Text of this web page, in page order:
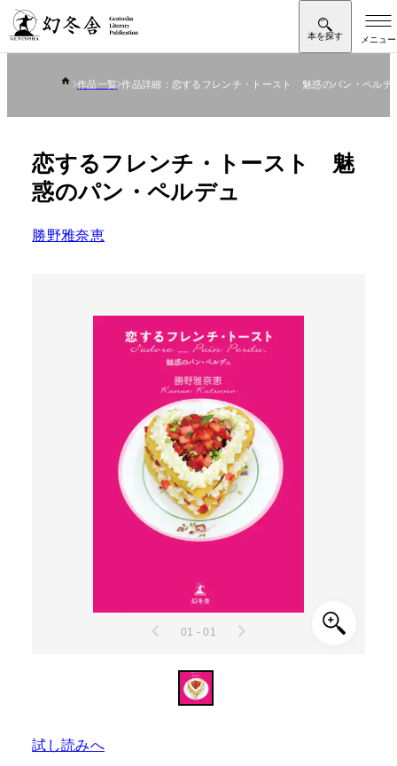
作品一覧 作品詳細：恋するフレンチ・トースト 魅惑のパン・ペルデ
恋するフレンチ・トースト 魅
惑のパン・ペルデュ
勝野雅奈恵
01 - 01
試し読みへ